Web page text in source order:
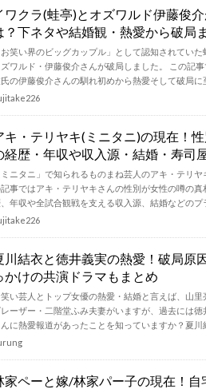
ワクラ(蛙亭)とオズワルド伊藤俊
？下ネタや結婚観・熱愛から破局
笑い界のビッグカップル」として認知されていた
ワルド・伊藤俊介さんが破局しました。 この記
の伊藤俊介さんの馴れ初めから熱愛そして破局に
キ・テリヤキ(ミニタニ)の現在！
経歴・年収や収入源・結婚・寿司
ニタニ」で知られるものまね芸人のアキ・テリヤ
事ではアキ・テリヤキさんの性別が女性の噂の
年収や全試合観戦を支える収入源、結婚などのプ
川結衣と徳井義実の熱愛！破局原
かけの共演ドラマもまとめ
い芸人とトップ女優の熱愛・結婚と言えば、山里
ーザー・二階堂ふみ夫妻がいますが、過去には
に熱愛報道があったことを知っていますか？夏川
家ペーと嫁/林家パー子の現在！自